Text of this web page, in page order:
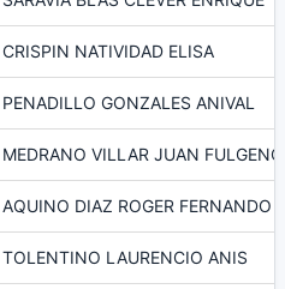
CRISPIN NATIVIDAD ELISA
PENADILLO GONZALES ANIVAL
MEDRANO VILLAR JUAN
AQUINO DIAZ ROGER FERNANDO
TOLENTINO LAURENCIO ANIS